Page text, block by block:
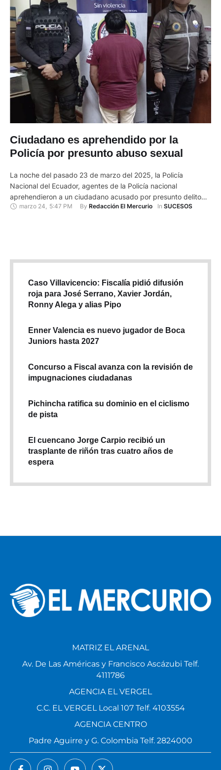
Ciudadano es aprehendido por la
Policía por presunto abuso sexual
La noche del pasado 23 de marzo del 2025, la Policía
Nacional del Ecuador, agentes de la Policía nacional
aprehendieron a un ciudadano acusado por presunto delito
contra la integridad sexual de una mujer quien solicitó un taxi
marzo 24 5:47 PM By Redacción El Mercurio In SUCESOS
Caso Villavicencio: Fiscalía pidió difusión
roja para José Serrano, Xavier Jordán,
Ronny Alega y alias Pipo
Enner Valencia es nuevo jugador de Boca
Juniors hasta 2027
Concurso a Fiscal avanza con la revisión de
impugnaciones ciudadanas
Pichincha ratifica su dominio en el ciclismo
de pista
El cuencano Jorge Carpio recibió un
trasplante de riñón tras cuatro años de
espera
MATRIZ EL ARENAL
Av. De Las Américas y Francisco Ascázubi Telf.
4111786
AGENCIA EL VERGEL
C.C. EL VERGEL Local 107 Telf. 4103554
AGENCIA CENTRO
Padre Aguirre y G. Colombia Telf. 2824000